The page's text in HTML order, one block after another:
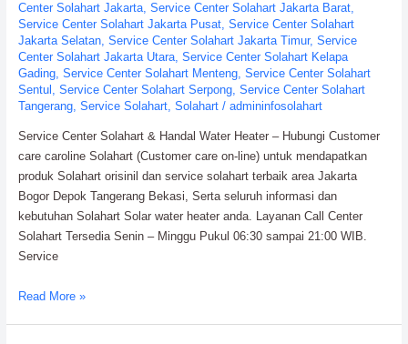
Center Solahart Jakarta, Service Center Solahart Jakarta Barat,
Service Center Solahart Jakarta Pusat, Service Center Solahart
Jakarta Selatan, Service Center Solahart Jakarta Timur, Service
Center Solahart Jakarta Utara, Service Center Solahart Kelapa
Gading, Service Center Solahart Menteng, Service Center Solahart
Sentul , Service Center Solahart Serpong, Service Center Solahart
Tangerang, Service Solahart, Solahart/ admininfosolahart
Service Center Solahart & Handal Water Heater – Hubungi Customer
care caroline Solahart (Customer care on-line) untuk mendapatkan
produk Solahart orisinil dan service solahart terbaik area Jakarta
Bogor Depok Tangerang Bekasi, Serta seluruh informasi dan
kebutuhan Solahart Solar water heater anda. Layanan Call Center
Solahart Tersedia Senin – Minggu Pukul 06:30 sampai 21:00 WIB.
Service
Service
Read More »